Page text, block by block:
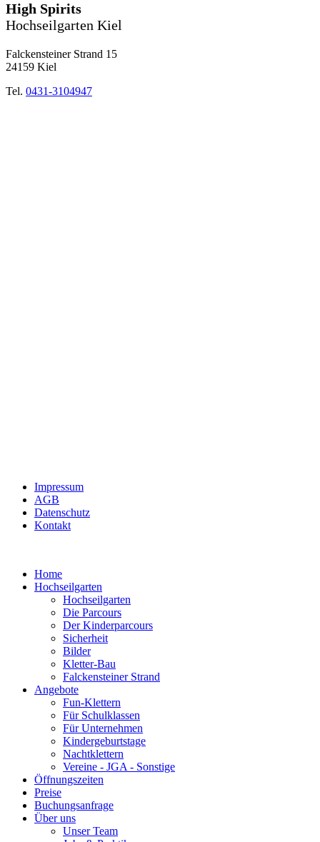
High Spirits
Hochseilgarten Kiel
Falckensteiner Strand 15
24159 Kiel
Tel. 0431-3104947
Impressum
AGB
Datenschutz
Kontakt
Home
Hochseilgarten
Hochseilgarten
Die Parcours
Der Kinderparcours
Sicherheit
Bilder
Kletter-Bau
Falckensteiner Strand
Angebote
Fun-Klettern
Für Schulklassen
Für Unternehmen
Kindergeburtstage
Nachtklettern
Vereine - JGA - Sonstige
Öffnungszeiten
Preise
Buchungsanfrage
Über uns
Unser Team